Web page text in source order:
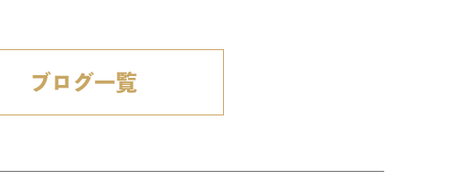
ブログ一覧